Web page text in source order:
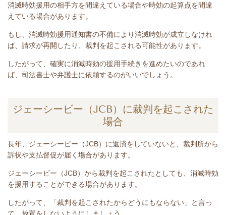
消滅時効援用の相手方を間違えている場合や時効の起算点を間違
えている場合があります。
もし、消滅時効援用通知書の不備により消滅時効が成立しなけれ
ば、請求が再開したり、裁判を起こされる可能性があります。
したがって、確実に消滅時効の援用手続きを進めたいのであれ
ば、司法書士や弁護士に依頼するのがいいでしょう。
ジェーシービー（JCB）に裁判を起こされた
場合
長年、 ジェーシービー（JCB） に返済をしていないと
、裁判所から
訴状や支払督促が届く場合があります。
ジェーシービー（JCB） から裁判を起こされたとしても、消滅時効
を援用することができる場合があります。
したがって、「裁判を起こされたからどうにもならない」と言っ
て、放置をしないようにしましょう。